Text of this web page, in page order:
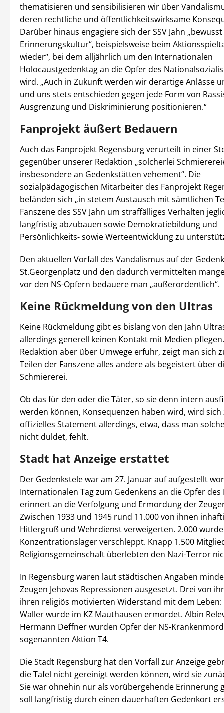
thematisieren und sensibilisieren wir über
deren rechtliche und öffentlichkeitswirksame
Darüber hinaus engagiere sich der SSV Jahn
Erinnerungskultur“, beispielsweise beim
wieder“, bei dem alljährlich um den Internationalen
Holocaustgedenktag an die Opfer des
wird. „Auch in Zukunft werden wir derartige Anlässe
und uns stets entschieden gegen jede Form von
Ausgrenzung und Diskriminierung positionieren.“
Fanprojekt äußert Bedauern
Auch das Fanprojekt Regensburg verurteilt in einer
gegenüber unserer Redaktion „solcherlei
insbesondere an Gedenkstätten vehement“. Die
sozialpädagogischen Mitarbeiter des Fanprojekt
befänden sich „in stetem Austausch mit sämtlichen
Fanszene des SSV Jahn um straffälliges Verhalten
langfristig abzubauen sowie Demokratiebildung und
Persönlichkeits- sowie Werteentwicklung zu
Den aktuellen Vorfall des Vandalismus auf der
St.Georgenplatz und den dadurch vermittelten
vor den NS-Opfern bedauere man „außerordentlich“.
Keine Rückmeldung von den Ultras
Keine Rückmeldung gibt es bislang von den Jahn
allerdings generell keinen Kontakt mit Medien
Redaktion aber über Umwege erfuhr, zeigt man sich
Teilen der Fanszene alles andere als begeistert über
Schmiererei.
Ob das für den oder die Täter, so sie denn intern
werden können, Konsequenzen haben wird, wird sich
offizielles Statement allerdings, etwa, dass man
nicht duldet, fehlt.
Stadt hat Anzeige erstattet
Der Gedenkstele war am 27. Januar auf aufgestellt
Internationalen Tag zum Gedenkens an die Opfer des
erinnert an die Verfolgung und Ermordung der
Zwischen 1933 und 1945 rund 11.000 von ihnen
Hitlergruß und Wehrdienst verweigerten. 2.000
Konzentrationslager verschleppt. Knapp 1.500
Religionsgemeinschaft überlebten den Nazi-Terror
In Regensburg waren laut städtischen Angaben
Zeugen Jehovas Repressionen ausgesetzt. Drei von
ihren religiös motivierten Widerstand mit dem Leben:
Waller wurde im KZ Mauthausen ermordet. Albin
Hermann Deffner wurden Opfer der NS-
sogenannten Aktion T4.
Die Stadt Regensburg hat den Vorfall zur Anzeige
die Tafel nicht gereinigt werden können, wird sie
Sie war ohnehin nur als vorübergehende Erinnerung
soll langfristig durch einen dauerhaften Gedenkort